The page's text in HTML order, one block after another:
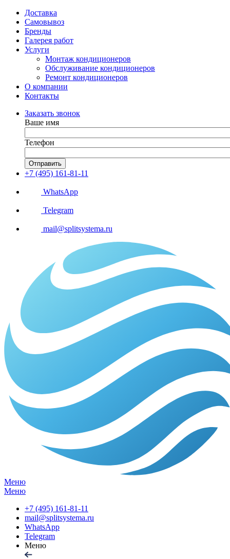
Доставка
Самовывоз
Бренды
Галерея работ
Услуги
Монтаж кондиционеров
Обслуживание кондиционеров
Ремонт кондиционеров
О компании
Контакты
Заказать звонок
Ваше имя
Телефон
Отправить
+7 (495) 161-81-11
WhatsApp
Telegram
mail@splitsystema.ru
Меню
Меню
+7 (495) 161-81-11
mail@splitsystema.ru
WhatsApp
Telegram
Меню